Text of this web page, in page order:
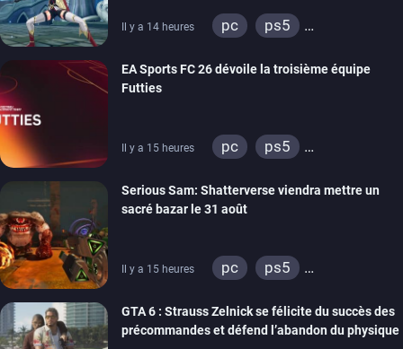
Il y a 14 heures pc
ps5
EA Sports FC 26 dévoile la troisième équipe
Futties
Il y a 15 heures pc
ps5
ps4
xbox one
switch 2
Serious Sam: Shatterverse viendra mettre un
sacré bazar le 31 août
Il y a 15 heures pc
ps5
GTA 6 : Strauss Zelnick se félicite du succès des
précommandes et défend l’abandon du physique